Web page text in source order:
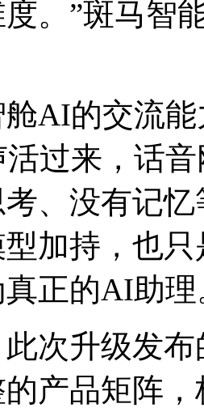
。”斑马智
的交流能
活过来，话
、没有记
加持，也
正的AI助理
升级发布
产品矩阵